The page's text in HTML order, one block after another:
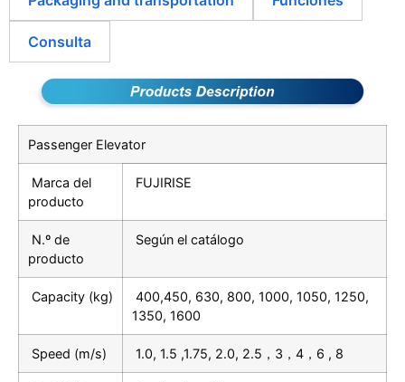
Consulta
Passenger Elevator
Marca del
producto
FUJIRISE
N.º de
producto
Según el catálogo
Capacity (kg)
400,450, 630, 800, 1000, 1050, 1250,
1350, 1600
Speed (m/s) 1.0, 1.5 ,1.75, 2.0, 2.5，3，4，6 , 8